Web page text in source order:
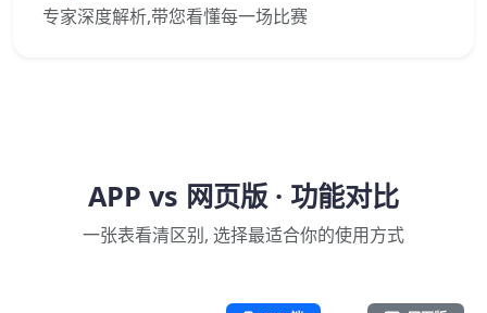
专家深度解析,带您看懂每一场比赛
APP vs 网页版 · 功能对比
一张表看清区别, 选择最适合你的使用方式